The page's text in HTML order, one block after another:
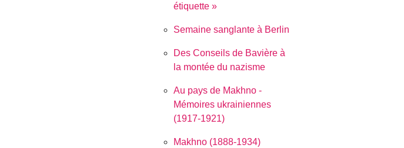
étiquette »
Semaine sanglante à Berlin
Des Conseils de Bavière à
la montée du nazisme
Au pays de Makhno -
Mémoires ukrainiennes
(1917-1921)
Makhno (1888-1934)